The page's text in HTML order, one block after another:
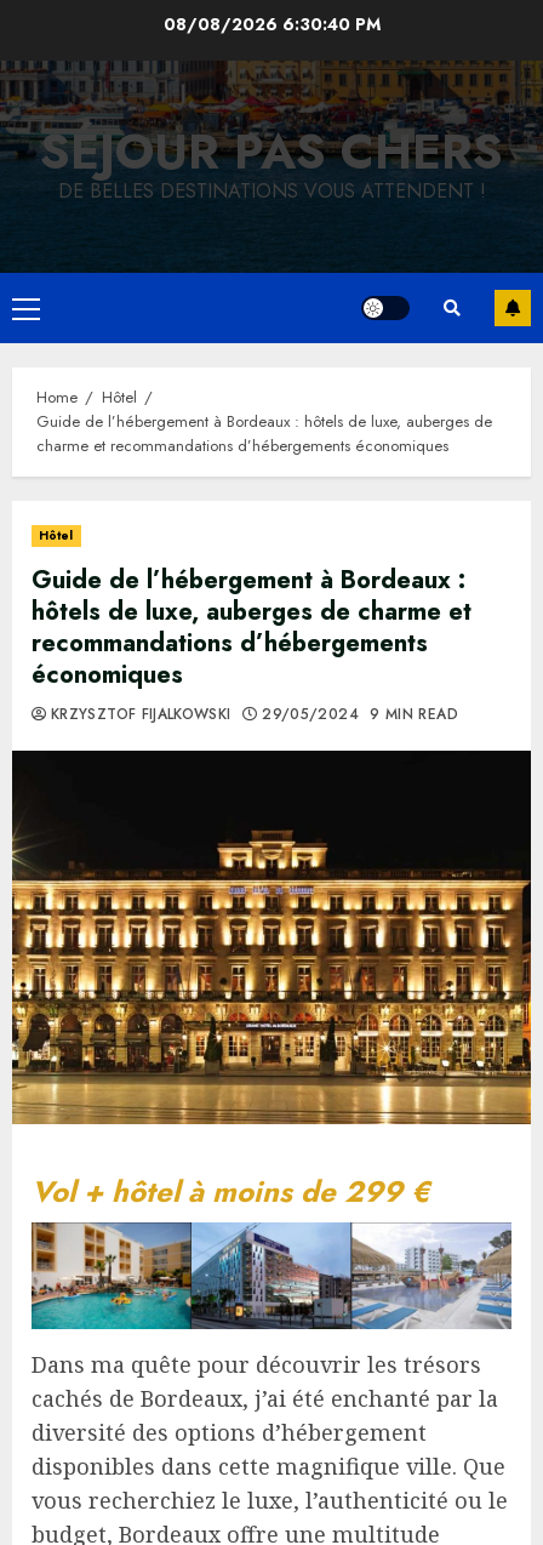
content
08/08/2026 6:30:42 PM
SÉJOUR PAS CHERS
DE BELLES DESTINATIONS VOUS ATTENDENT !
Primary
Menu
Home
Hôtel
Guide de l’hébergement à Bordeaux : hôtels de luxe, auberges de
charme et recommandations d’hébergements économiques
Hôtel
Guide de l’hébergement à Bordeaux :
hôtels de luxe, auberges de charme et
recommandations d’hébergements
économiques
KRZYSZTOF FIJALKOWSKI 29/05/2024 9 MIN READ
Vol + hôtel à moins de 299 €
Dans ma quête pour découvrir les trésors
cachés de Bordeaux, j’ai été enchanté par la
diversité des options d’hébergement
disponibles dans cette magnifique ville. Que
vous recherchiez le luxe, l’authenticité ou le
budget, Bordeaux offre une multitude